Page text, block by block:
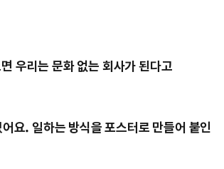
우리는 문화 없는 회사가 된다고
요. 일하는 방식을 포스터로 만들어 붙인